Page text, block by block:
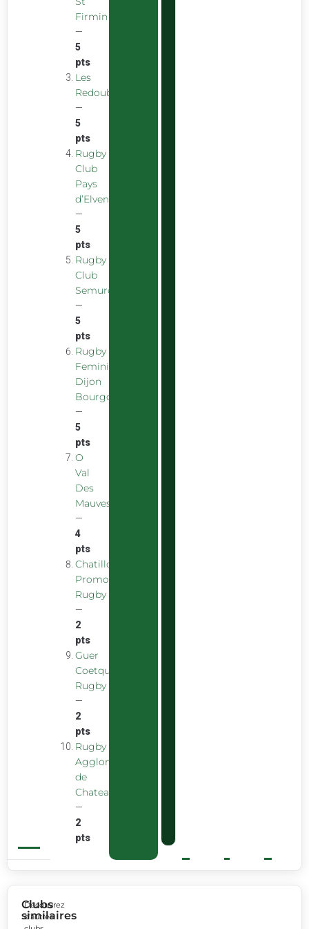
Firmin
—
5
pts
Les
Redoubstables
—
5
pts
Rugby
Club
Pays
d’Elven
—
5
pts
Rugby
Club
Semurois
—
5
pts
Rugby
Feminin
Dijon
Bourgogne
—
5
pts
O
Val
Des
Mauves
—
4
pts
Chatillon
Promotion
Rugby
—
2
pts
Guer
Coetquidan
Rugby
—
2
pts
Rugby
Agglomeration
de
Chateaubourg
—
2
pts
Clubs
similaires
Découvrez
d’autres